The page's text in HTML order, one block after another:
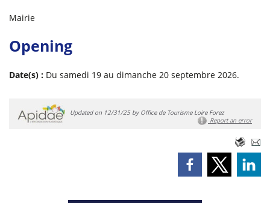
Mairie
Opening
Date(s) : Du samedi 19 au dimanche 20 septembre 2026.
Updated on 12/31/25 by Office de Tourisme Loire Forez
Report an error